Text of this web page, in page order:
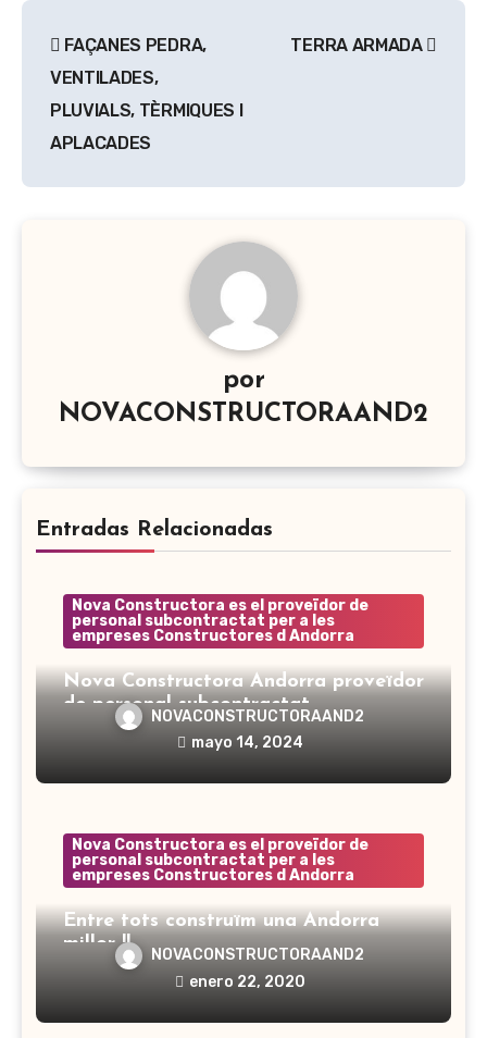
de
entradas
FAÇANES PEDRA,
VENTILADES,
PLUVIALS, TÈRMIQUES I
APLACADES
TERRA ARMADA
por
NOVACONSTRUCTORAAND2
Entradas Relacionadas
Nova Constructora es el proveïdor de
personal subcontractat per a les
empreses Constructores d Andorra
Nova Constructora Andorra proveïdor
de personal subcontractat
NOVACONSTRUCTORAAND2
mayo 14, 2024
Nova Constructora es el proveïdor de
personal subcontractat per a les
empreses Constructores d Andorra
Entre tots construïm una Andorra
millor !!
NOVACONSTRUCTORAAND2
enero 22, 2020